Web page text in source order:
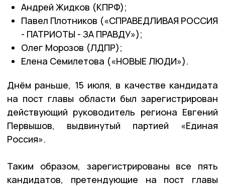
Андрей Жидков (КПРФ);
Павел Плотников («СПРАВЕДЛИВАЯ РОССИЯ
- ПАТРИОТЫ - ЗА ПРАВДУ»);
Олег Морозов (ЛДПР);
Елена Семилетова («НОВЫЕ ЛЮДИ»).
Днём раньше, 15 июля, в качестве кандидата
на пост главы области был зарегистрирован
действующий руководитель региона Евгений
Первышов, выдвинутый партией «Единая
Россия».
Таким образом, зарегистрированы все пять
кандидатов, претендующие на пост главы